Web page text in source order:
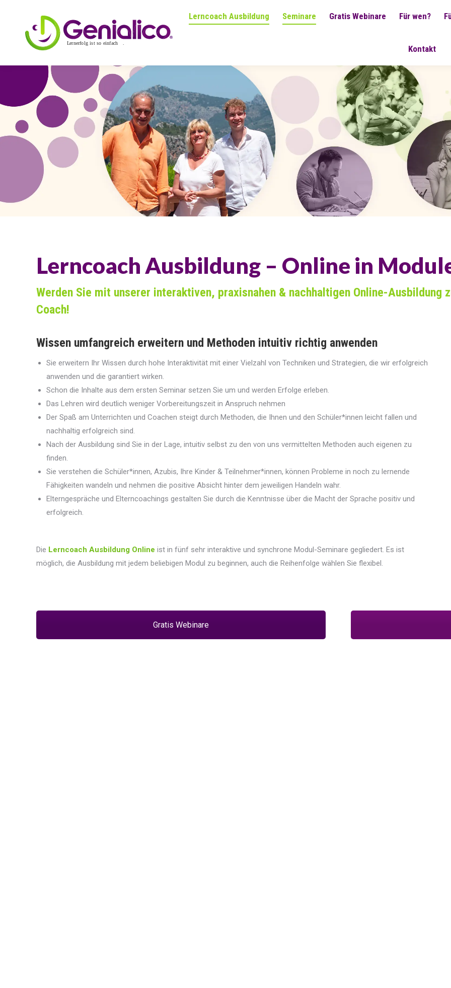
Lerncoach Ausbildung Seminare Gratis Webinare Für wen?
Kontakt
Lerncoach Ausbildung – Online in
Werden Sie mit unserer interaktiven, praxisnahen & nachhaltigen Online-
Coach!
Wissen umfangreich erweitern und Methoden intuitiv richtig anwenden
Sie erweitern Ihr Wissen durch hohe Interaktivität mit einer Vielzahl von Techniken und Strategien, die wir erfolgreich
anwenden und die garantiert wirken.
Schon die Inhalte aus dem ersten Seminar setzen Sie um und werden Erfolge erleben.
Das Lehren wird deutlich weniger Vorbereitungszeit in Anspruch nehmen
Der Spaß am Unterrichten und Coachen steigt durch Methoden, die Ihnen und den Schüler*innen leicht fallen und
nachhaltig erfolgreich sind.
Nach der Ausbildung sind Sie in der Lage, intuitiv selbst zu den von uns vermittelten Methoden auch eigenen zu
finden.
Sie verstehen die Schüler*innen, Azubis, Ihre Kinder & Teilnehmer*innen, können Probleme in noch zu lernende
Fähigkeiten wandeln und nehmen die positive Absicht hinter dem jeweiligen Handeln wahr.
Elterngespräche und Elterncoachings gestalten Sie durch die Kenntnisse über die Macht der Sprache positiv und
erfolgreich.
Die Lerncoach Ausbildung Online ist in fünf sehr interaktive und synchrone Modul-Seminare gegliedert. Es ist
möglich, die Ausbildung mit jedem beliebigen Modul zu beginnen, auch die Reihenfolge wählen Sie flexibel.
Gratis Webinare